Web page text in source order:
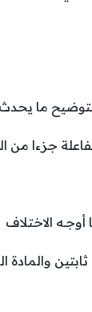
ما يحدث
جزءا من
الاختلاف